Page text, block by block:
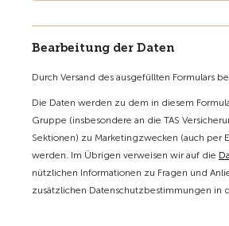
Bearbeitung der Daten
Durch Versand des ausgefüllten Formulars
Die Daten werden zu dem in diesem
Gruppe (insbesondere an die TAS
Sektionen) zu Marketingzwecken (auch per
werden. Im Übrigen verweisen wir auf die
nützlichen Informationen zu Fragen und
zusätzlichen Datenschutzbestimmungen in